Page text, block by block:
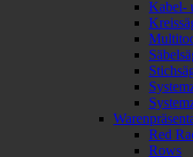
Kabel-
Red
Rows